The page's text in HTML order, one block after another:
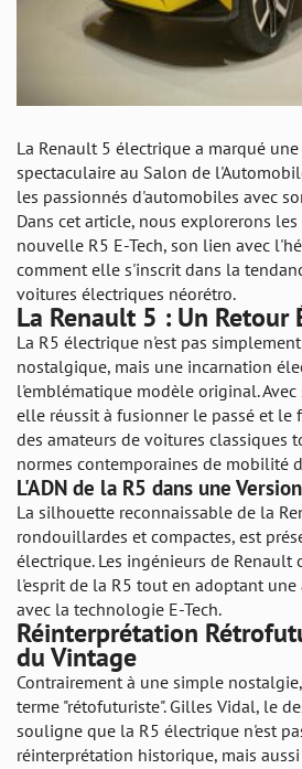
La Renault 5 électrique a marqué
spectaculaire au Salon de
les passionnés d'automobiles avec
Dans cet article, nous explorerons
nouvelle R5 E-Tech, son lien avec
comment elle s'inscrit dans la
voitures électriques néorétro.
La Renault 5 : Un
La R5 électrique n'est pas
nostalgique, mais une incarnation
l'emblématique modèle original.
elle réussit à fusionner le passé et le
des amateurs de voitures classiques
normes contemporaines de mobilité
L'ADN de la R5 dans une
La silhouette reconnaissable de la
rondouillardes et compactes, est
électrique. Les ingénieurs de Renault
l'esprit de la R5 tout en adoptant
avec la technologie E-Tech.
Réinterprétation
du Vintage
Contrairement à une simple
terme "rétofuturiste". Gilles Vidal, le
souligne que la R5 électrique n'est
réinterprétation historique, mais